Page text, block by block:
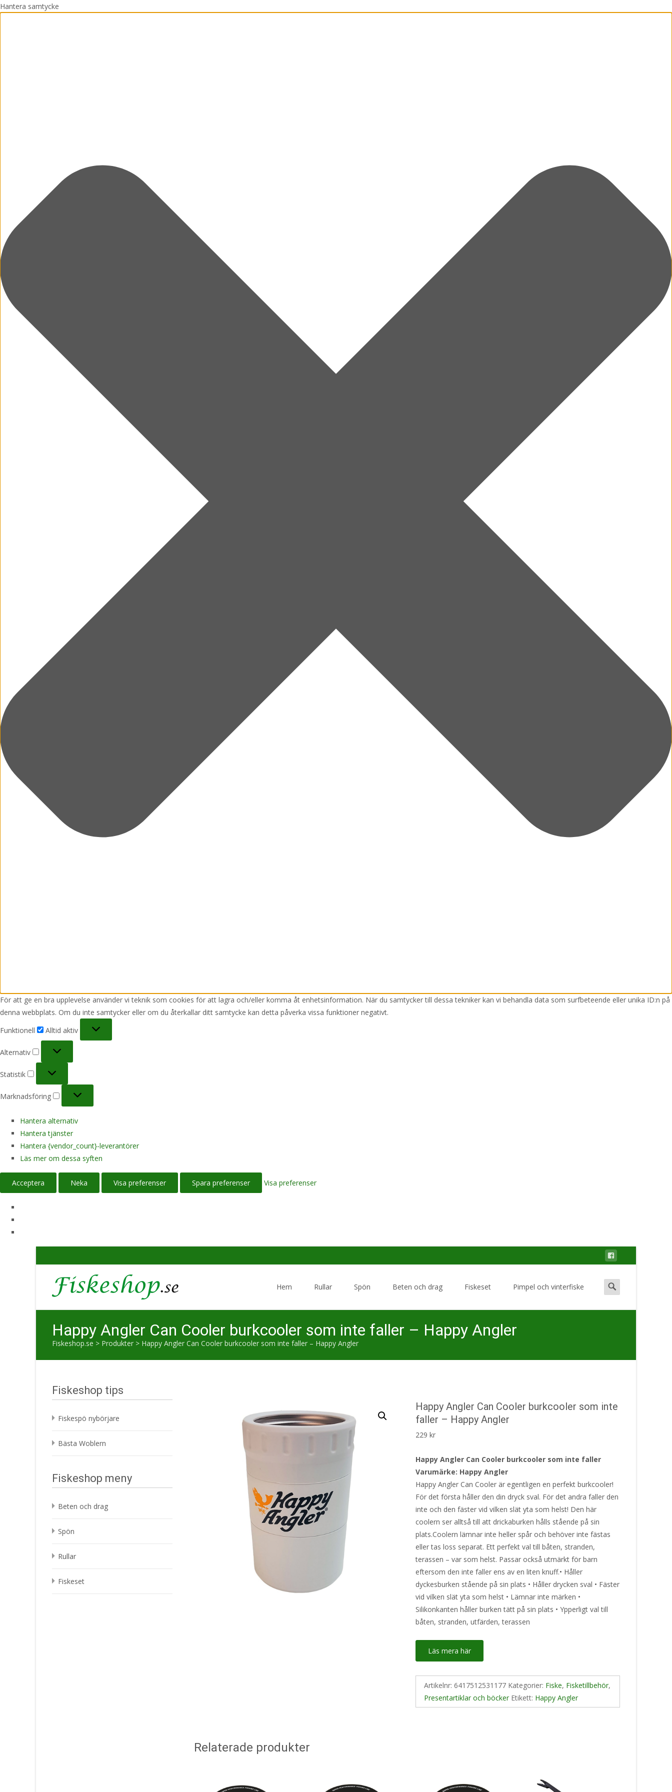
Hantera samtycke
För att ge en bra upplevelse använder vi teknik som cookies för att lagra och/eller komma åt enhetsinformation. När du samtycker till dessa tekniker kan vi behandla data som surfbeteende eller unika ID:n på
denna webbplats. Om du inte samtycker eller om du återkallar ditt samtycke kan detta påverka vissa funktioner negativt.
Funktionell
Alltid aktiv
Alternativ
Statistik
Marknadsföring
Hantera alternativ
Hantera tjänster
Hantera {vendor_count}-leverantörer
Läs mer om dessa syften
Acceptera Neka Visa preferenser Spara preferenser Visa preferenser
Hem Rullar Spön Beten och drag Fiskeset Pimpel och vinterfiske
Search
for:
Happy Angler Can Cooler burkcooler som inte faller – Happy Angler
Fiskeshop.se > Produkter > Happy Angler Can Cooler burkcooler som inte faller – Happy Angler
Happy Angler Can Cooler burkcooler som inte
faller – Happy Angler
229kr
Happy Angler Can Cooler burkcooler som inte faller
Varumärke: Happy Angler
Happy Angler Can Cooler är egentligen en perfekt burkcooler!
För det första håller den din dryck sval. För det andra faller den
inte och den fäster vid vilken slät yta som helst! Den här
coolern ser alltså till att drickaburken hålls stående på sin
plats.Coolern lämnar inte heller spår och behöver inte fästas
eller tas loss separat. Ett perfekt val till båten, stranden,
terassen – var som helst. Passar också utmärkt för barn
eftersom den inte faller ens av en liten knuff.• Håller
dyckesburken stående på sin plats • Håller drycken sval • Fäster
vid vilken slät yta som helst • Lämnar inte märken •
Silikonkanten håller burken tätt på sin plats • Ypperligt val till
båten, stranden, utfärden, terassen
Läs mera här
Artikelnr:6417512531177 Kategorier: Fiske, Fisketillbehör,
Presentartiklar och böcker Etikett: Happy Angler
Relaterade produkter
Fiskeshop tips
Fiskespö nybörjare
Bästa Woblern
Fiskeshop meny
Beten och drag
Spön
Rullar
Fiskeset